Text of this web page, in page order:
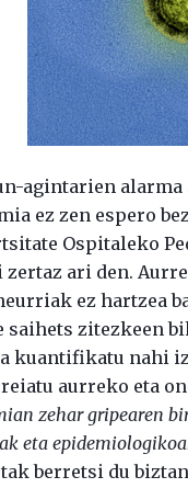
agintarien
ez zen espero
Ospitaleko
zertaz ari den.
ez hartzea
zitezkeen
kuantifikatu nahi
aurreko eta
zehar gripearen
eta
berretsi du